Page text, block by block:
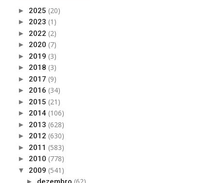
► 2025 (20)
► 2023 (1)
► 2022 (2)
► 2020 (7)
► 2019 (3)
► 2018 (3)
► 2017 (9)
► 2016 (34)
► 2015 (21)
► 2014 (106)
► 2013 (628)
► 2012 (630)
► 2011 (583)
► 2010 (778)
▼ 2009 (541)